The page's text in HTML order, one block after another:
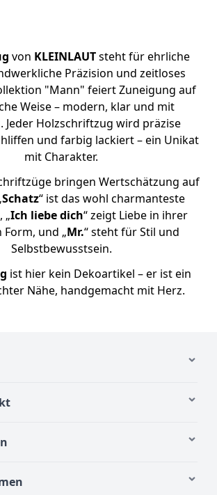
von KLEINLAUTsteht für ehrliche
Präzision und zeitloses
"Mann" feiert Zuneigung auf
Weise – modern, klar und mit
Jeder Holzschriftzug wird präzise
und farbig lackiert – ein Unikat
mit Charakter.
bringen Wertschätzung auf
Schatz“ ist das wohl charmanteste
„Ich liebe dich“ zeigt Liebe in ihrer
und „Mr.“ steht für Stil und
Selbstbewusstsein.
ist hier kein Dekoartikel – er ist ein
Nähe, handgemacht mit Herz.